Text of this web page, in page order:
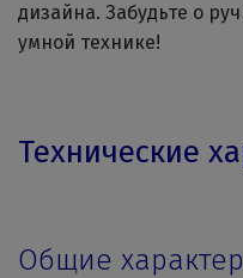
дизайна. Забудьте о
умной технике!
Технические
Общие